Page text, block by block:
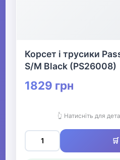
Корсет і трусики
S/M Black (PS26008)
1829 грн
👆 Натисніть для